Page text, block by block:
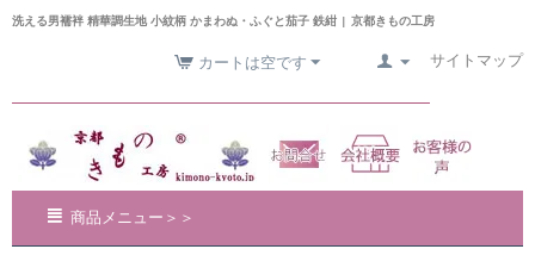
洗える男襦袢 精華調生地 小紋柄 かまわぬ・ふぐと茄子 鉄紺 | 京都きもの工房
サイトマップ
カートは空です
商品メニュー＞＞